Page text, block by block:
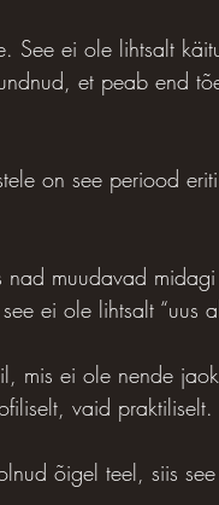
See ei ole lihtsalt
et peab end
on see periood
muudavad
ei ole lihtsalt “uus
mis ei ole nende
vaid
õigel teel, siis